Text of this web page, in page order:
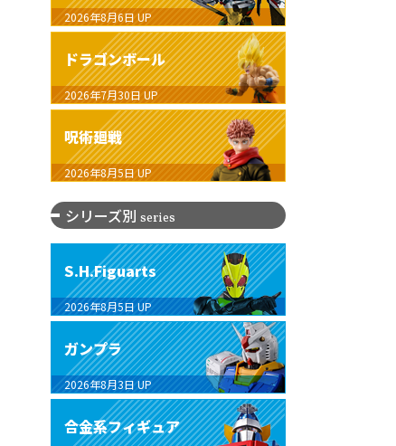
2026年8月6日 UP
ドラゴンボール
2026年7月30日 UP
呪術廻戦
2026年8月5日 UP
シリーズ別 series
S.H.Figuarts
2026年8月5日 UP
ガンプラ
2026年8月3日 UP
合金系フィギュア